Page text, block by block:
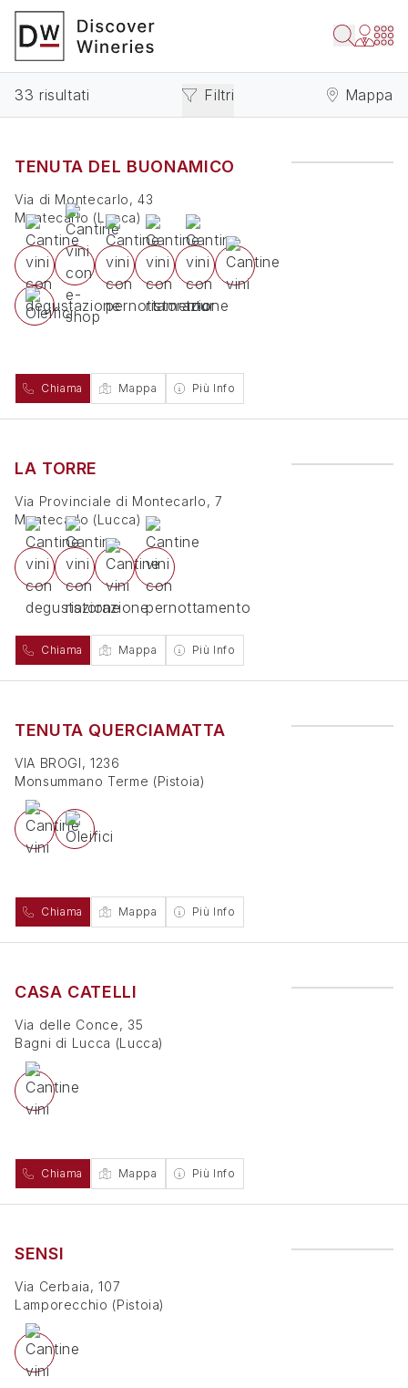
33 risultati Filtri Mappa
TENUTA DEL BUONAMICO
Via di Montecarlo, 43
Montecarlo (Lucca)
Chiama Mappa Più Info
LA TORRE
Via Provinciale di Montecarlo, 7
Montecarlo (Lucca)
Chiama Mappa Più Info
TENUTA QUERCIAMATTA
VIA BROGI, 1236
Monsummano Terme (Pistoia)
Chiama Mappa Più Info
CASA CATELLI
Via delle Conce, 35
Bagni di Lucca (Lucca)
Chiama Mappa Più Info
SENSI
Via Cerbaia, 107
Lamporecchio (Pistoia)